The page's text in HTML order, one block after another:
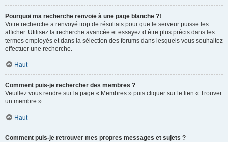
Pourquoi ma recherche renvoie à une page blanche ?!
Votre recherche a renvoyé trop de résultats pour que le serveur puisse les
afficher. Utilisez la recherche avancée et essayez d’être plus précis dans les
termes employés et dans la sélection des forums dans lesquels vous souhaitez
effectuer une recherche.
Haut
Comment puis-je rechercher des membres ?
Veuillez vous rendre sur la page « Membres » puis cliquer sur le lien « Trouver
un membre ».
Haut
Comment puis-je retrouver mes propres messages et sujets ?